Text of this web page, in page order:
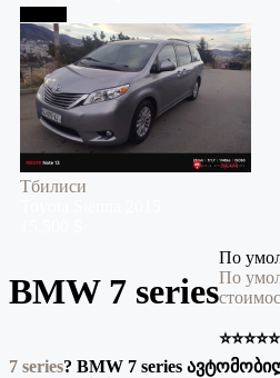
Тбилиси
BMW 7 series
По
По
7 series? BMW 7 series